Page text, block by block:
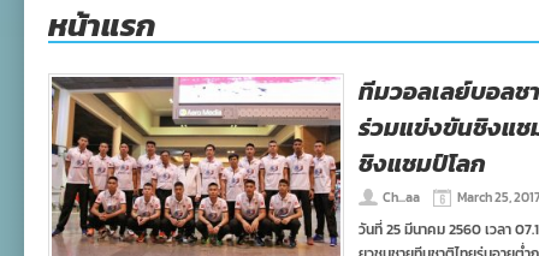
หน้าแรก
ทีมวอลเลย์บอลช
ร่วมแข่งขันชิงแช
ชิงแชมป์โลก
Ch...aa March 25, 2017
วันที่ 25 มีนาคม 2560 เวลา